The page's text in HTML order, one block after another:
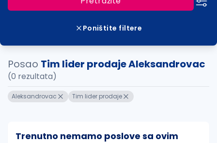
Poništite filtere
Posao Tim lider prodaje Aleksandrovac
(0 rezultata)
Aleksandrovac Tim lider prodaje
Trenutno nemamo poslove sa ovim